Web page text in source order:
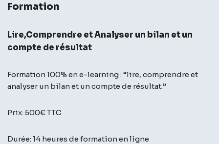
Formation
Lire,Comprendre et Analyser un bilan et un
compte de résultat
Formation 100% en e-learning : “lire, comprendre et
analyser un bilan et un compte de résultat.”
Prix: 500€ TTC
Durée: 14 heures de formation en ligne